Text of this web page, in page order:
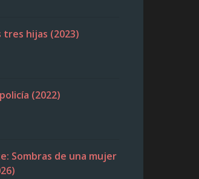
tres hijas (2023)
(2022)
Sombras de una mujer